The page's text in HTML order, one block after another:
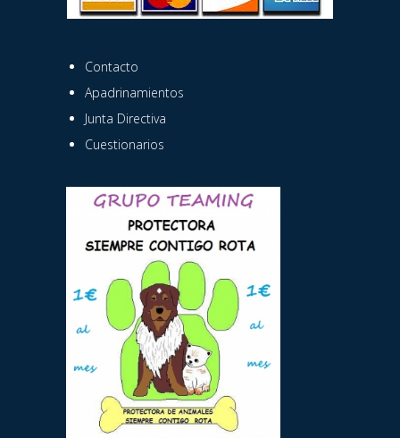
Contacto
Apadrinamientos
Junta Directiva
Cuestionarios